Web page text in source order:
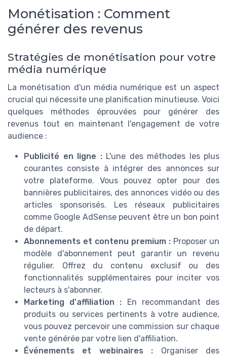
Monétisation : Comment
générer des revenus
Stratégies de monétisation pour votre
média numérique
La monétisation d'un média numérique est un aspect
crucial qui nécessite une planification minutieuse. Voici
quelques méthodes éprouvées pour générer des
revenus tout en maintenant l'engagement de votre
audience :
Publicité en ligne :L'une des méthodes les plus
courantes consiste à intégrer des annonces sur
votre plateforme. Vous pouvez opter pour des
bannières publicitaires, des annonces vidéo ou des
articles sponsorisés. Les réseaux publicitaires
comme Google AdSense peuvent être un bon point
de départ.
Abonnements et contenu premium : Proposer un
modèle d'abonnement peut garantir un revenu
régulier. Offrez du contenu exclusif ou des
fonctionnalités supplémentaires pour inciter vos
lecteurs à s'abonner.
Marketing d'affiliation : En recommandant des
produits ou services pertinents à votre audience,
vous pouvez percevoir une commission sur chaque
vente générée par votre lien d'affiliation.
Événements et webinaires : Organiser des